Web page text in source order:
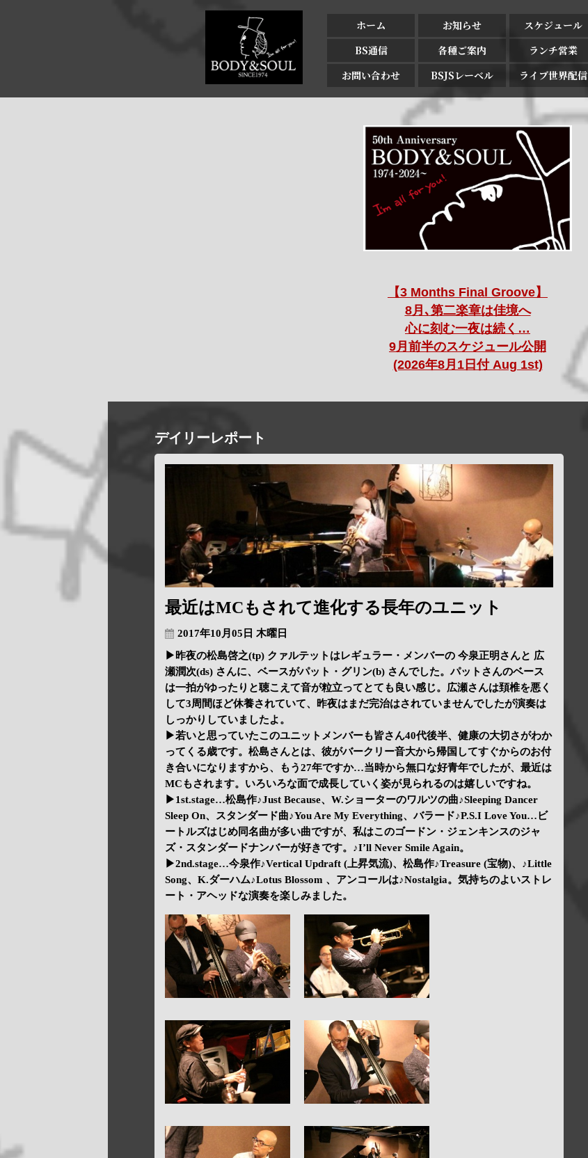
ホーム お知らせ スケジュール
BS通信
各種ご案内 ランチ営業
お問い合わせ
BSJSレーベル ライブ世界配信
【3 Months Final Groove】
8月､第二楽章は佳境へ
心に刻む一夜は続く…
9月前半のスケジュール公開
(2026年8月1日付 Aug 1st)
デイリーレポート
最近はMCもされて進化する長年のユニット
2017年10月05日 木曜日
▶昨夜の松島啓之(tp) クァルテットはレギュラー・メンバーの 今泉正明さんと 広
瀬潤次(ds) さんに、ベースがパット・グリン(b) さんでした。パットさんのベース
は一拍がゆったりと聴こえて音が粒立ってとても良い感じ。広瀬さんは頚椎を悪く
して3周間ほど休養されていて、昨夜はまだ完治はされていませんでしたが演奏は
しっかりしていましたよ。
▶若いと思っていたこのユニットメンバーも皆さん40代後半、健康の大切さがわか
ってくる歳です。松島さんとは、彼がバークリー音大から帰国してすぐからのお付
き合いになりますから、もう27年ですか…当時から無口な好青年でしたが、最近は
MCもされます。いろいろな面で成長していく姿が見られるのは嬉しいですね。
▶1st.stage…松島作♪Just Because、W.ショーターのワルツの曲♪Sleeping Dancer
Sleep On、スタンダード曲♪You Are My Everything、バラード♪P.S.I Love You…ビ
ートルズはじめ同名曲が多い曲ですが、私はこのゴードン・ジェンキンスのジャ
ズ・スタンダードナンバーが好きです。♪I’ll Never Smile Again。
▶2nd.stage…今泉作♪Vertical Updraft (上昇気流)、松島作♪Treasure (宝物)、♪Little
Song、K.ダーハム♪Lotus Blossom 、アンコールは♪Nostalgia。気持ちのよいストレ
ート・アヘッドな演奏を楽しみました。